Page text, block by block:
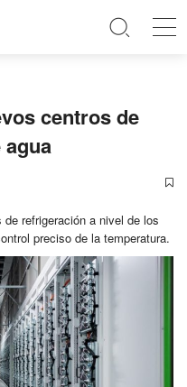
centros de
refrigeración a nivel de los
preciso de la temperatura.